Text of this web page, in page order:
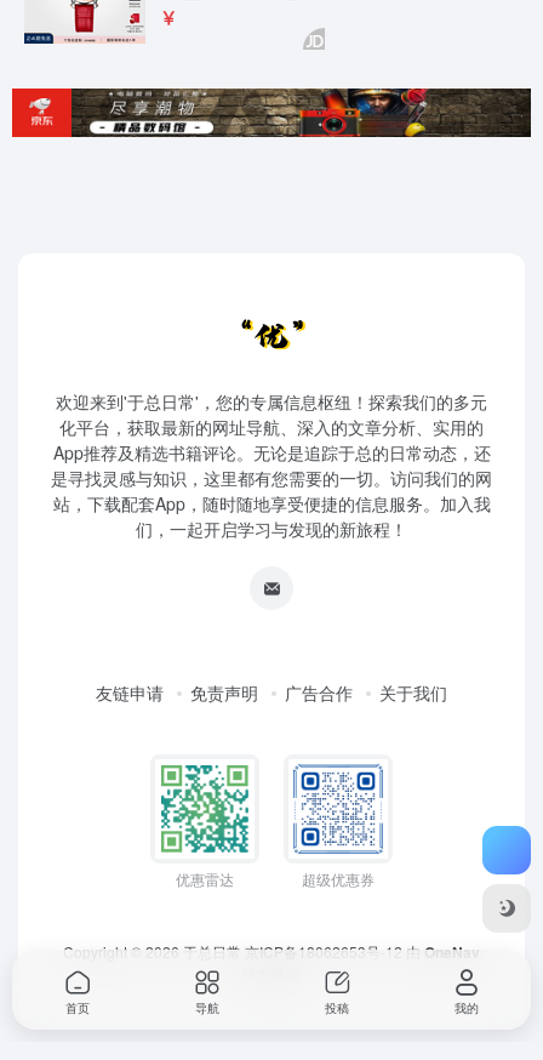
欢迎来到'于总日常'，您的专属信息枢纽！探索我们的多元
化平台，获取最新的网址导航、深入的文章分析、实用的
App推荐及精选书籍评论。无论是追踪于总的日常动态，还
是寻找灵感与知识，这里都有您需要的一切。访问我们的网
站，下载配套App，随时随地享受便捷的信息服务。加入我
们，一起开启学习与发现的新旅程！
友链申请 免责声明 广告合作 关于我们
优惠雷达 超级优惠券
Copyright © 2026 于总日常 京ICP备18062653号-12 由 OneNav
首页 导航 投稿 我的